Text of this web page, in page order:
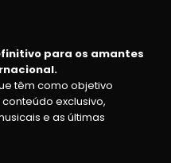
para os amantes
têm como objetivo
exclusivo,
e as últimas